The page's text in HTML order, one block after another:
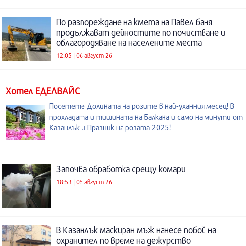
По разпореждане на кмета на Павел баня
продължават дейностите по почистване и
облагородяване на населените места
12:05 | 06 август 26
Хотел ЕДЕЛВАЙС
Посетете Долината на розите в най-уханния месец! В
прохладата и тишината на Балкана и само на минути от
Казанлък и Празник на розата 2025!
Започва обработка срещу комари
18:53 | 05 август 26
В Казанлък маскиран мъж нанесе побой на
охранител по време на дежурство